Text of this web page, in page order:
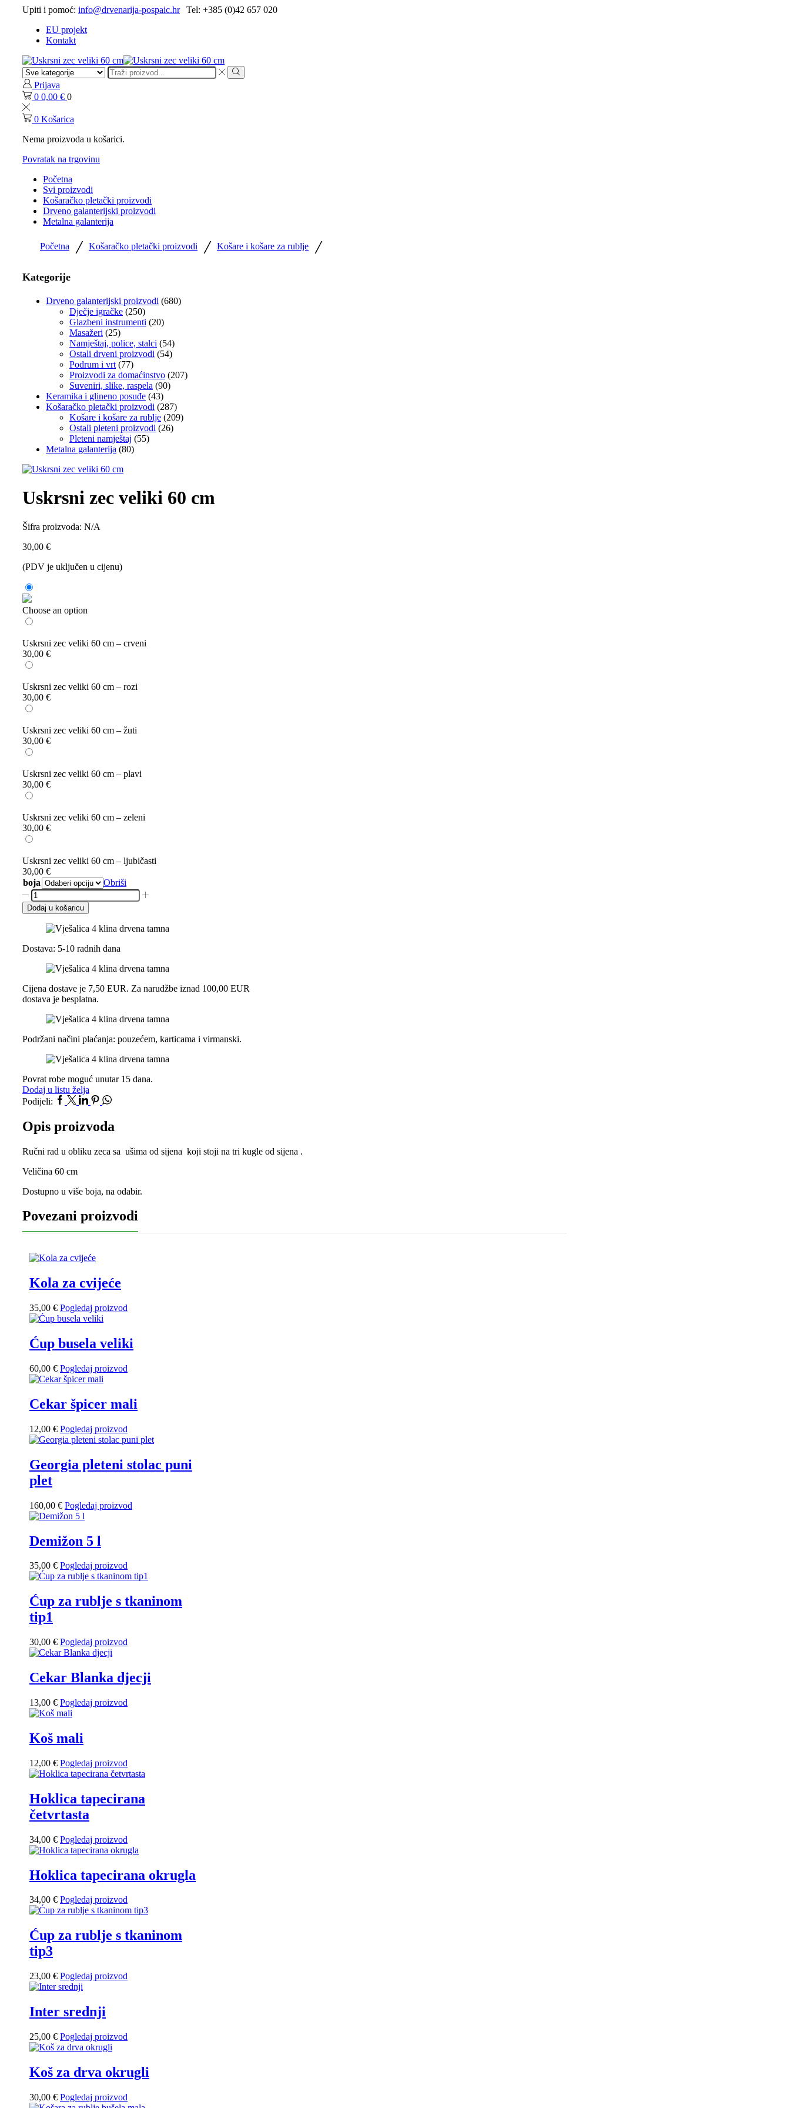
Upiti i pomoć: info@drvenarija-pospaic.hr
Tel: +385 (0)42 657 020
EU projekt
Kontakt
Search
input
Search
Prijava
0 0,00 € 0
0 Košarica
Nema proizvoda u košarici.
Povratak na trgovinu
Početna
Svi proizvodi
Košaračko pletački proizvodi
Drveno galanterijski proizvodi
Metalna galanterija
Početna / Košaračko pletački proizvodi / Košare i košare za rublje /
Kategorije
Drveno galanterijski proizvodi (680)
Dječje igračke (250)
Glazbeni instrumenti (20)
Masažeri (25)
Namještaj, police, stalci (54)
Ostali drveni proizvodi (54)
Podrum i vrt (77)
Proizvodi za domaćinstvo (207)
Suveniri, slike, raspela (90)
Keramika i glineno posuđe (43)
Košaračko pletački proizvodi (287)
Košare i košare za rublje (209)
Ostali pleteni proizvodi (26)
Pleteni namještaj (55)
Metalna galanterija (80)
Uskrsni zec veliki 60 cm
Šifra proizvoda: N/A
30,00 €
(PDV je uključen u cijenu)
Choose an option
Uskrsni zec veliki 60 cm – crveni
30,00 €
Uskrsni zec veliki 60 cm – rozi
30,00 €
Uskrsni zec veliki 60 cm – žuti
30,00 €
Uskrsni zec veliki 60 cm – plavi
30,00 €
Uskrsni zec veliki 60 cm – zeleni
30,00 €
Uskrsni zec veliki 60 cm – ljubičasti
30,00 €
boja
Obriši
Uskrsni
zec
veliki
količina
Dodaj u košaricu
Dostava: 5-10 radnih dana
Cijena dostave je 7,50 EUR. Za narudžbe iznad 100,00 EUR
dostava je besplatna.
Podržani načini plaćanja: pouzećem, karticama i virmanski.
Povrat robe moguć unutar 15 dana.
Dodaj u listu želja
Podijeli: Facebook
Twitter
Linkedin
Pinterest
Whatsapp
Opis proizvoda
Ručni rad u obliku zeca sa ušima od sijena koji stoji na tri kugle od sijena .
Veličina 60 cm
Dostupno u više boja, na odabir.
Povezani proizvodi
Kola za cvijeće
35,00 € Pogledaj proizvod
Ćup busela veliki
60,00 € Pogledaj proizvod
Cekar špicer mali
12,00 € Pogledaj proizvod
Georgia pleteni stolac puni
plet
160,00 € Pogledaj proizvod
Demižon 5 l
35,00 € Pogledaj proizvod
Ćup za rublje s tkaninom
tip1
30,00 € Pogledaj proizvod
Cekar Blanka djecji
13,00 € Pogledaj proizvod
Koš mali
12,00 € Pogledaj proizvod
Hoklica tapecirana
četvrtasta
34,00 € Pogledaj proizvod
Hoklica tapecirana okrugla
34,00 € Pogledaj proizvod
Ćup za rublje s tkaninom
tip3
23,00 € Pogledaj proizvod
Inter srednji
25,00 € Pogledaj proizvod
Koš za drva okrugli
30,00 € Pogledaj proizvod